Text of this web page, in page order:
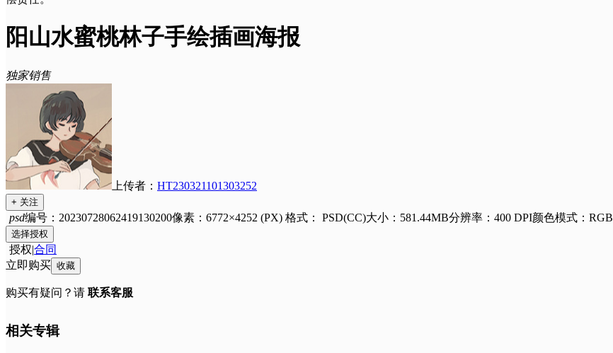
阳山水蜜桃林子手绘插画海报
独家销售
上传者： HT230321101303252
+ 关注
编号：20230728062419130200像素：6772×4252 (PX) 格式： PSD(CC)
psd 大小：581.44MB分辨率：400 DPI颜色模式：RGB
选择授权
授权|合同
立即购买 收藏
购买有疑问？请 联系客服
相关专辑